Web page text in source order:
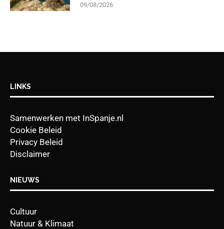
09/08/2026
LINKS
Samenwerken met InSpanje.nl
Cookie Beleid
Privacy Beleid
Disclaimer
NIEUWS
Cultuur
Natuur & Klimaat